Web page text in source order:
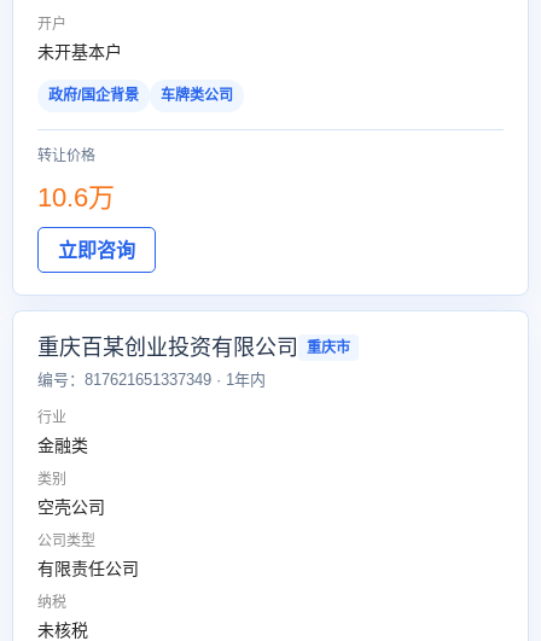
开户
未开基本户
政府/国企背景 车牌类公司
转让价格
10.6万
立即咨询
重庆百某创业投资有限公司 重庆市
编号：817621651337349 · 1年内
行业
金融类
类别
空壳公司
公司类型
有限责任公司
纳税
未核税